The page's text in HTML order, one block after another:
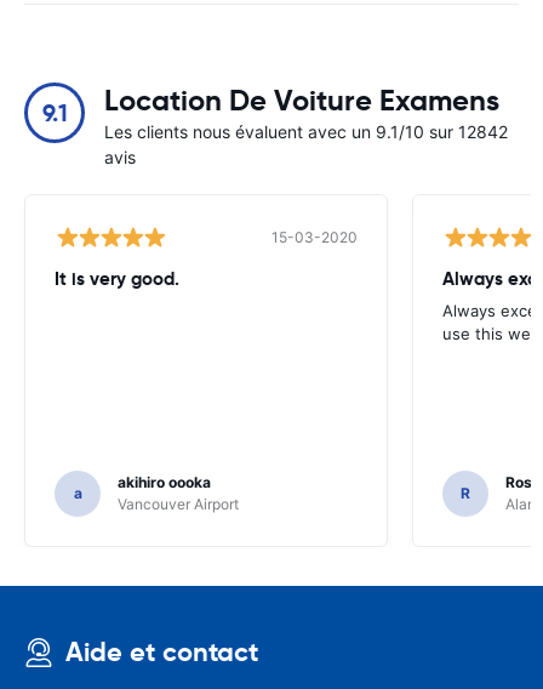
9.1 Location De Voiture Examens
Les clients nous évaluent avec un 9.1/10 sur 12842
avis
15-03-2020
It is very good.
a
akihiro oooka
Vancouver Airport
Always
Always
use this
R
Aide et contact